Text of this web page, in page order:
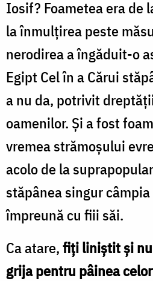
Iosif? Foametea era de
la înmulţirea peste
nerodirea a îngăduit-o
Egipt Cel în a Cărui
a nu da, potrivit
oamenilor. Şi a fost
vremea strămoşului
acolo de la
stăpânea singur
împreună cu fiii săi.
Ca atare,fiţi liniştit şi
grija pentru pâinea